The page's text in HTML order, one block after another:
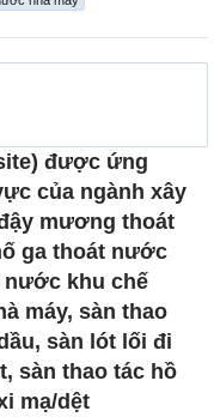
được ứng
của ngành xây
mương thoát
ga thoát nước
khu chế
máy, sàn thao
sàn lót lối đi
sàn thao tác hồ
mạ/dệt